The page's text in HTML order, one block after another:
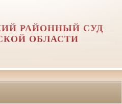
РАЙОННЫЙ СУД
ОБЛАСТИ